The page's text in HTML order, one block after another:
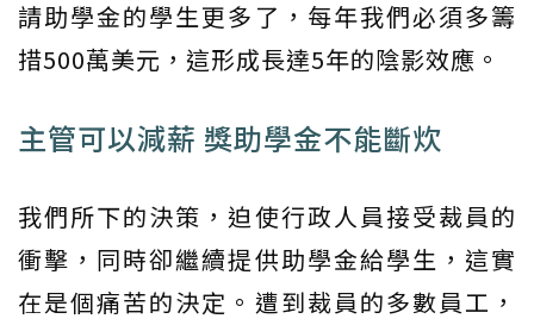
請助學金的學生更多了，每年我們必須多籌
措500萬美元，這形成長達5年的陰影效應。
主管可以減薪 獎助學金不能斷炊
我們所下的決策，迫使行政人員接受裁員的
衝擊，同時卻繼續提供助學金給學生，這實
在是個痛苦的決定。遭到裁員的多數員工，